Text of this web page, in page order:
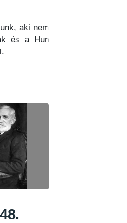
aki nem
és a Hun